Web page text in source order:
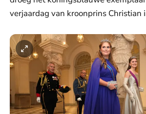
verjaardag van kroonprins Christian